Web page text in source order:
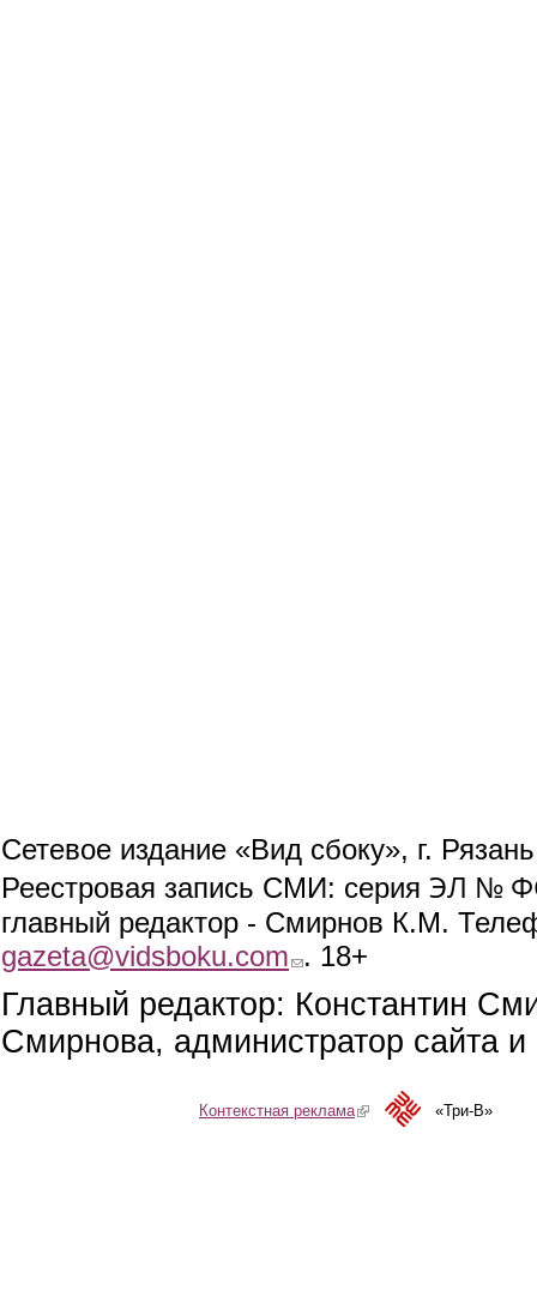
Сетевое издание «Вид сбоку», г.
Реестровая запись СМИ: серия ЭЛ №
главный редактор - Смирнов К.М.
gazeta@vidsboku.com (link sends e-mail)
. 18+
Главный редактор: Константин
Смирнова, администратор сайта
Контекстная реклама(link is external)«Три-В»